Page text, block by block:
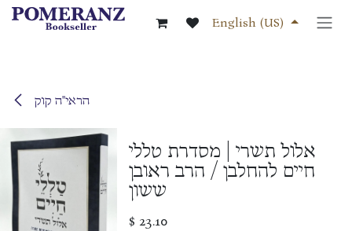
Skip to Content
English (US)
הראי"ה קוק
אלול תשרי | מסדרת טללי
חיים להחלבן / הרב ראובן
ששון
$ 23.10